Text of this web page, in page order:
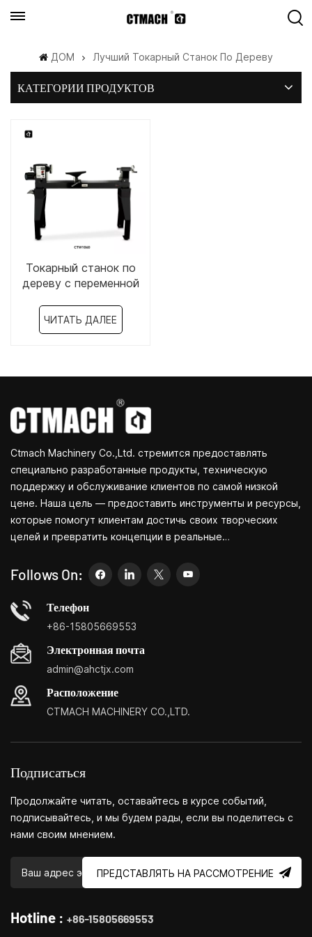
ДОМ Лучший Токарный Станок По Дереву
КАТЕГОРИИ ПРОДУКТОВ
Токарный станок по
дереву с переменной
CTW1060
ЧИТАТЬ ДАЛЕЕ
Ctmach Machinery Co.,Ltd. стремится предоставлять
специально разработанные продукты, техническую
поддержку и обслуживание клиентов по самой низкой
цене. Наша цель — предоставить инструменты и ресурсы,
которые помогут клиентам достичь своих творческих
целей и превратить концепции в реальные
образованием, краткосрочным производством или просто
являетесь креативным предпринимателем, небольшие
станки Bite позволят вам удовлетворить ваши
потребности проще, быстрее и
настройки бытовых станков, бытовые токарные станки,
бытовые сверлильные и фрезерные станки, небольшие
многофункциональные токарные, сверлильные и
фрезерные станки.
Follows On:
Телефон
+86-15805669553
Электронная почта
admin@ahctjx.com
Расположение
CTMACH MACHINERY CO.,LTD.
Подписаться
Продолжайте читать, оставайтесь в курсе событий,
подписывайтесь, и мы будем рады, если вы поделитесь с
нами своим мнением.
ПРЕДСТАВЛЯТЬ НА РАССМОТРЕНИЕ
Hotline : +86-15805669553